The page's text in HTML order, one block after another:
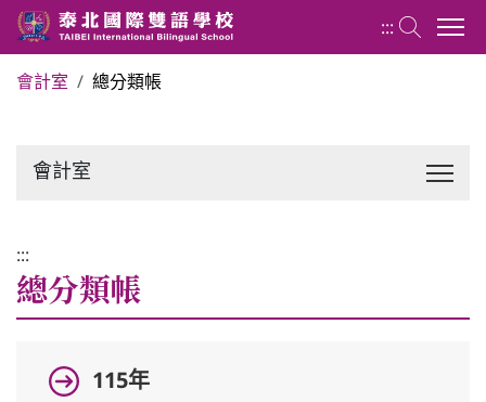
會計室 總分類帳
會計室
:::
總分類帳
115年
:::
最新消息
行事曆
招生專區